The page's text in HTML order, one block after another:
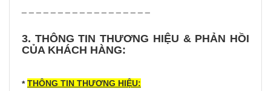
3. THÔNG TIN THƯƠNG HIỆU & PHẢN HỒI
CỦA KHÁCH HÀNG:
*THÔNG TIN THƯƠNG HIỆU: